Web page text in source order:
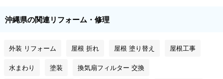
沖縄県の関連リフォーム・修理
外装 リフォーム 屋根 折れ 屋根 塗り替え 屋根工事
水まわり 塗装 換気扇フィルター 交換